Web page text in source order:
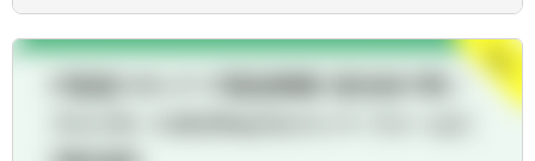
■キャリアパス：
・スキル/マネジメント経験など資質やご意向
に合わせ、社内の状況に合わせ財務部門・関
連するプロジェクト内での幅広いキャリア形
理経験、監査経験
■新規事業、システム導入、決算早期化、そ
の他経理財務における業務改善経験
■中期経営計画策定、年間予算策定、キャッ
シュフロー予算策定
■タイムリーな着地見込み・見通しの作成及
■コスト分析・コスト構造改善活動のリード